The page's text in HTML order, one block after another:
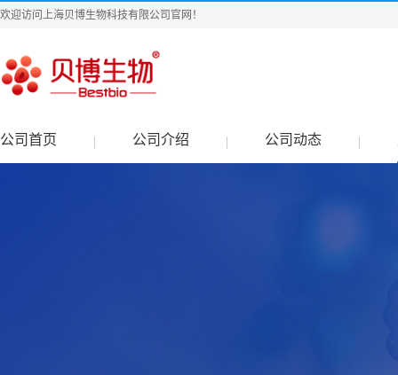
欢迎访问上海贝博生物科技有限公司官网！
公司首页 公司介绍 公司动态